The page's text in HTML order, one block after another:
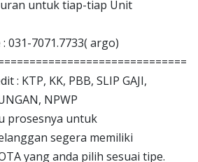
untuk tiap-tiap Unit
031-7071.7733( argo)
: KTP, KK, PBB, SLIP GAJI,
NPWP
prosesnya untuk
segera memiliki
yang anda pilih sesuai tipe.